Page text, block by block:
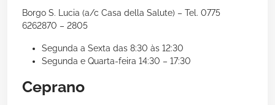
Borgo S. Lucia (a/c Casa della Salute) – Tel. 0775
6262870 – 2805
Segunda a Sexta das 8:30 às 12:30
Segunda e Quarta-feira 14:30 – 17:30
Ceprano